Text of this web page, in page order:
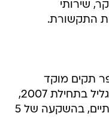
שירותי
התקשורת.
תקים מוקד
טלפוני (CALL CENTER) חדש בגליל בתחילת 2007,
שיעסיק כ-500 עובדים בתוך שנתיים, בהשקעה של 5